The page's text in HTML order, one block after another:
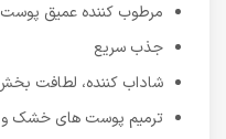
مرطوب کننده عمیق
جذب سریع
شاداب کننده، لطافت
ترمیم پوست های خشک